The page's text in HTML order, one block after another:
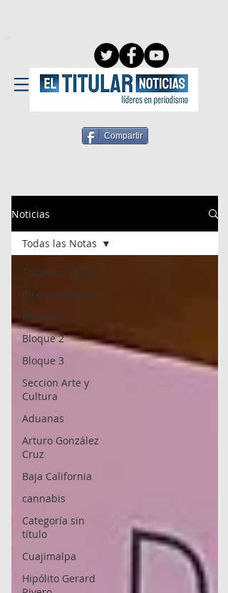
Compartir
Noticias
Todas las Notas
Bloque Portada
Bloque 1
Bloque 2
Bloque 3
Seccion Arte y
Cultura
Aduanas
Arturo González
Cruz
Baja California
cannabis
Categoría sin
título
Cuajimalpa
Hipólito Gerard
Todas las Notas